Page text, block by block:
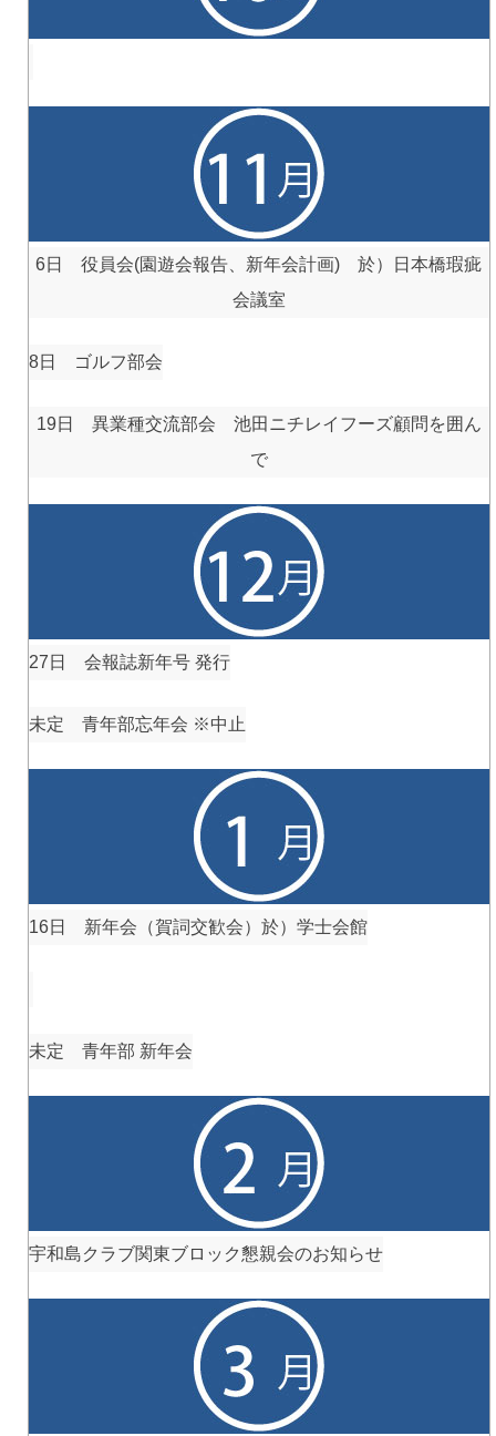
6日 役員会(園遊会報告、新年会計画) 於）日本橋瑕疵
会議室
8日 ゴルフ部会
19日 異業種交流部会 池田ニチレイフーズ顧問を囲ん
で
27日 会報誌新年号 発行
未定 青年部忘年会 ※中止
16日 新年会（賀詞交歓会）於）学士会館
未定 青年部 新年会
宇和島クラブ関東ブロック懇親会のお知らせ